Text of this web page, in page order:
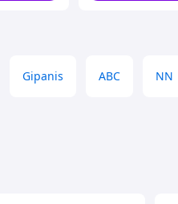
Gipanis ABC NN